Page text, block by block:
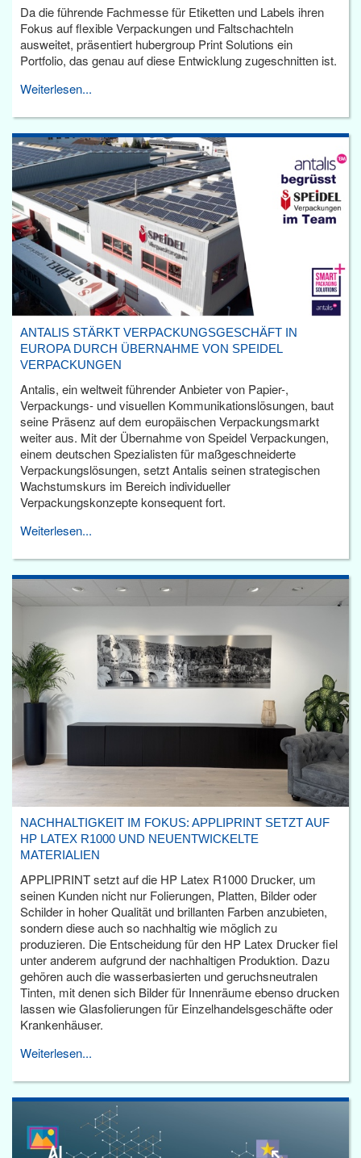
Da die führende Fachmesse für Etiketten und Labels ihren
Fokus auf flexible Verpackungen und Faltschachteln
ausweitet, präsentiert hubergroup Print Solutions ein
Portfolio, das genau auf diese Entwicklung zugeschnitten ist.
Weiterlesen...
ANTALIS STÄRKT VERPACKUNGSGESCHÄFT IN
EUROPA DURCH ÜBERNAHME VON SPEIDEL
VERPACKUNGEN
Antalis, ein weltweit führender Anbieter von Papier-,
Verpackungs- und visuellen Kommunikationslösungen, baut
seine Präsenz auf dem europäischen Verpackungsmarkt
weiter aus. Mit der Übernahme von Speidel Verpackungen,
einem deutschen Spezialisten für maßgeschneiderte
Verpackungslösungen, setzt Antalis seinen strategischen
Wachstumskurs im Bereich individueller
Verpackungskonzepte konsequent fort.
Weiterlesen...
NACHHALTIGKEIT IM FOKUS: APPLIPRINT SETZT AUF
HP LATEX R1000 UND NEUENTWICKELTE
MATERIALIEN
APPLIPRINT setzt auf die HP Latex R1000 Drucker, um
seinen Kunden nicht nur Folierungen, Platten, Bilder oder
Schilder in hoher Qualität und brillanten Farben anzubieten,
sondern diese auch so nachhaltig wie möglich zu
produzieren. Die Entscheidung für den HP Latex Drucker fiel
unter anderem aufgrund der nachhaltigen Produktion. Dazu
gehören auch die wasserbasierten und geruchsneutralen
Tinten, mit denen sich Bilder für Innenräume ebenso drucken
lassen wie Glasfolierungen für Einzelhandelsgeschäfte oder
Krankenhäuser.
Weiterlesen...